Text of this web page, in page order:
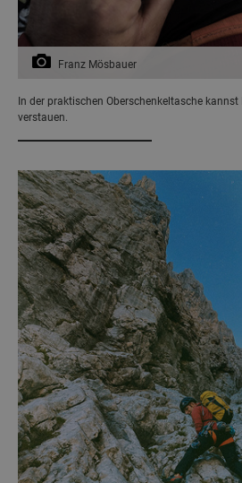
Franz Mösbauer
In der praktischen Oberschenkeltasche
verstauen.